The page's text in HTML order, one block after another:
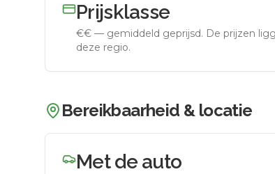
Prijsklasse
€€ — gemiddeld geprijsd. De prijzen
deze regio.
Bereikbaarheid & locatie
Met de auto